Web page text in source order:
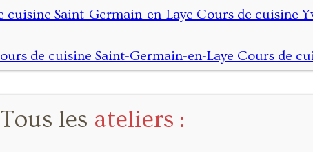
Tous les ateliers :